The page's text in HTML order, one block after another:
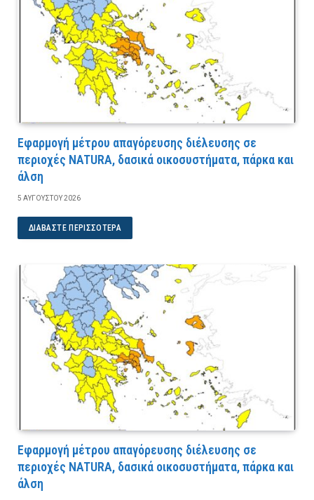
Εφαρμογή μέτρου απαγόρευσης διέλευσης σε
περιοχές NATURA, δασικά οικοσυστήματα, πάρκα και
άλση
5 ΑΥΓΟΎΣΤΟΥ 2026
ΔΙΑΒΆΣΤΕ ΠΕΡΙΣΣΌΤΕΡΑ
Εφαρμογή μέτρου απαγόρευσης διέλευσης σε
περιοχές NATURA, δασικά οικοσυστήματα, πάρκα και
άλση